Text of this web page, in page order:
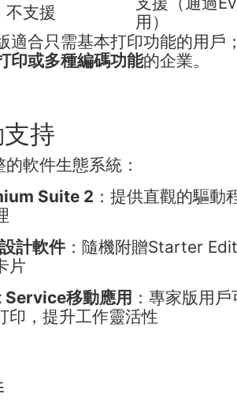
不支援
用）
適合只需基本打印功能的用戶
印或多種編碼功能的企業。
持
軟件生態系統：
Suite 2 ：提供直觀的驅動
計軟件 ：隨機附贈Starter
片
移動應用 ：專家版用
印，提升工作靈活性